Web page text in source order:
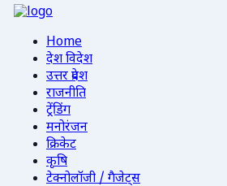
Home
देश विदेश
उत्तर प्रदेश
राजनीति
ट्रेंडिंग
मनोरंजन
क्रिकेट
कृषि
टेक्नोलॉजी / गैजेट्स